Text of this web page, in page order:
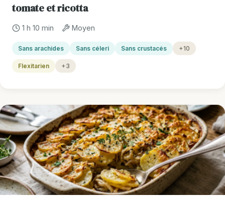
tomate et ricotta
1 h 10 min Moyen
Sans arachides Sans céleri Sans crustacés +10
Flexitarien +3